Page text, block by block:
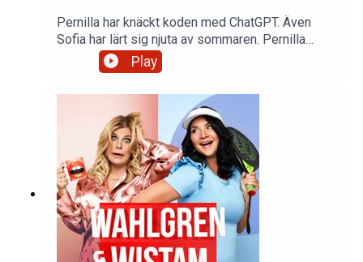
Pernilla har knäckt koden med ChatGPT. Även
Sofia har lärt sig njuta av sommaren. Pernilla
skavmaxar med lite tandvärk och Sofias algoritm
visar Haaland i alla dess former. En kille säljer
sätt att finansiera Perillas väskor? Och så en
outgiven duett med Micael Jackson och Freddie
Mercery.
Play